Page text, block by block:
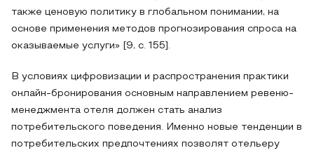
также ценовую политику в глобальном понимании, на
основе применения методов прогнозирования спроса на
оказываемые услуги» [9, с. 155].
В условиях цифровизации и распространения практики
онлайн-бронирования основным направлением ревеню-
менеджмента отеля должен стать анализ
потребительского поведения. Именно новые тенденции в
потребительских предпочтениях позволят отельеру